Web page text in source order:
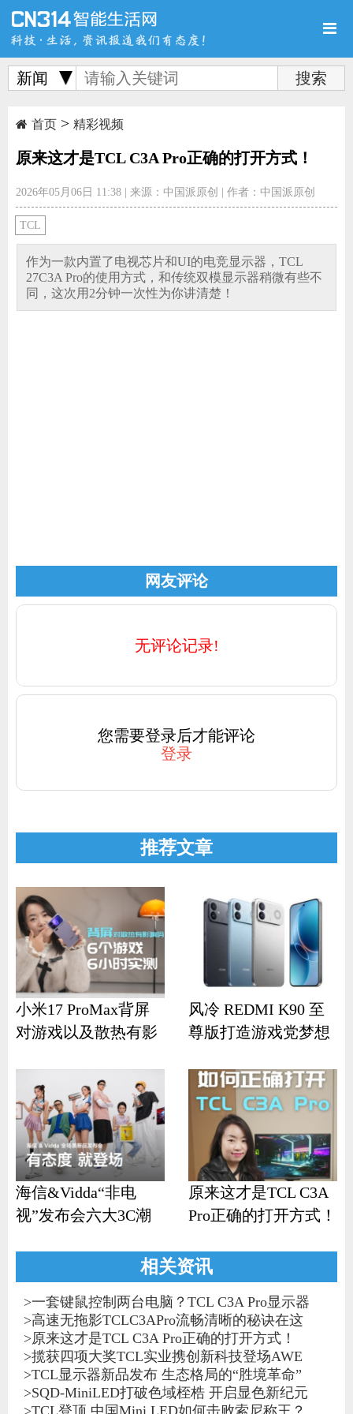
首页
新闻
首页> 精彩视频
原来这才是TCL C3A Pro正确的打开方式！
2026年05月06日 11:38| 来源：中国派原创 | 作者：中国派原创
TCL
作为一款内置了电视芯片和UI的电竞显示器，TCL
27C3A Pro的使用方式，和传统双模显示器稍微有些不
同，这次用2分钟一次性为你讲清楚！
网友评论
无评论记录!
您需要登录后才能评论
登录
推荐文章
小米17 ProMax背屏
对游戏以及散热有影
风冷 REDMI K90 至
尊版打造游戏党梦想
海信&Vidda“非电
视”发布会六大3C潮
原来这才是TCL C3A
Pro正确的打开方式！
相关资讯
>一套键鼠控制两台电脑？TCL C3A Pro显示器
>高速无拖影TCLC3APro流畅清晰的秘诀在这
>原来这才是TCL C3A Pro正确的打开方式！
>揽获四项大奖TCL实业携创新科技登场AWE
>TCL显示器新品发布 生态格局的“胜境革命”
>SQD-MiniLED打破色域桎梏 开启显色新纪元